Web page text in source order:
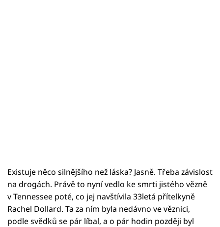
Existuje něco silnějšího než láska? Jasně. Třeba závislost
na drogách. Právě to nyní vedlo ke smrti jistého vězně
v Tennessee poté, co jej navštívila 33letá přítelkyně
Rachel Dollard. Ta za ním byla nedávno ve věznici,
podle svědků se pár líbal, a o pár hodin později byl